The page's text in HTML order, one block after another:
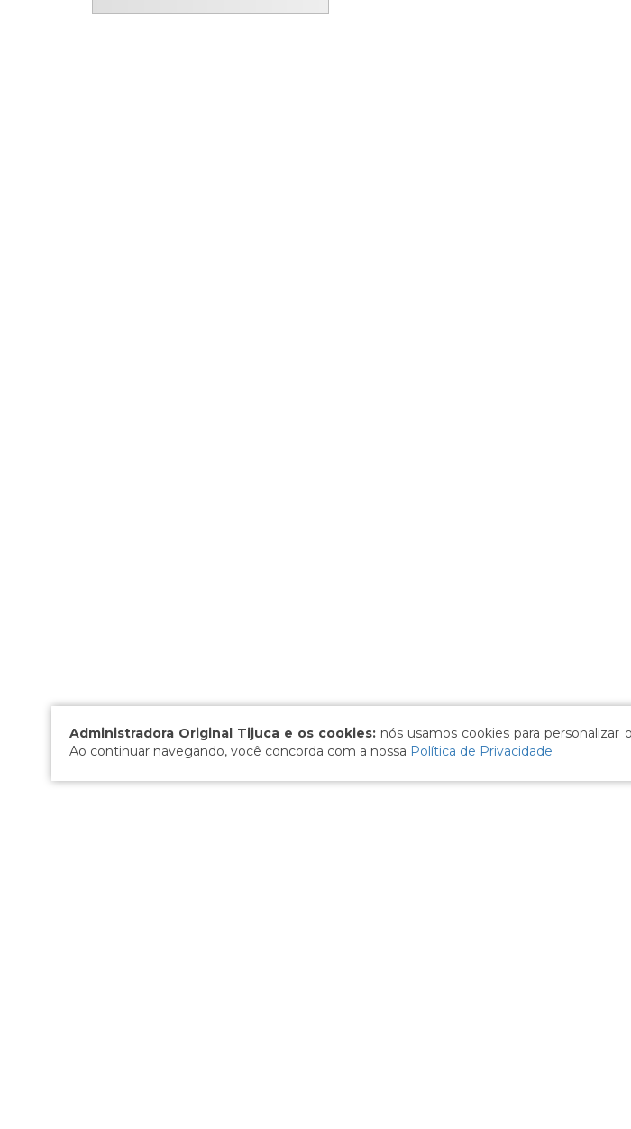
Administradora Original Tijuca e os cookies: nós usamos cookies para personalizar
Ao continuar navegando, você concorda com a nossa Política de Privacidade